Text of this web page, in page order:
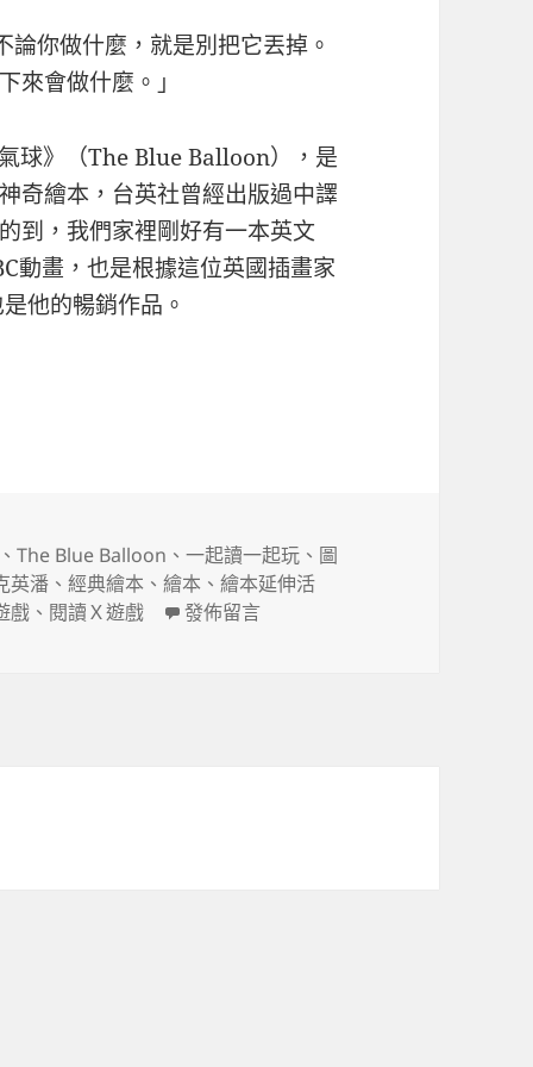
你做什麼，就是別把它丟掉。
來會做什麼。」
球》（The Blue Balloon），是
奇繪本，台英社曾經出版過中譯
到，我們家裡剛好有一本英文
動畫，也是根據這位英國插畫家
他的暢銷作品。
The Blue Balloon 、一起讀一起玩 、 圖
英潘 、經典繪本 、繪本 、繪本延伸活
戲 、 閱讀Ｘ遊戲 在〈《藍氣球》怎麼玩？〉
發佈留言